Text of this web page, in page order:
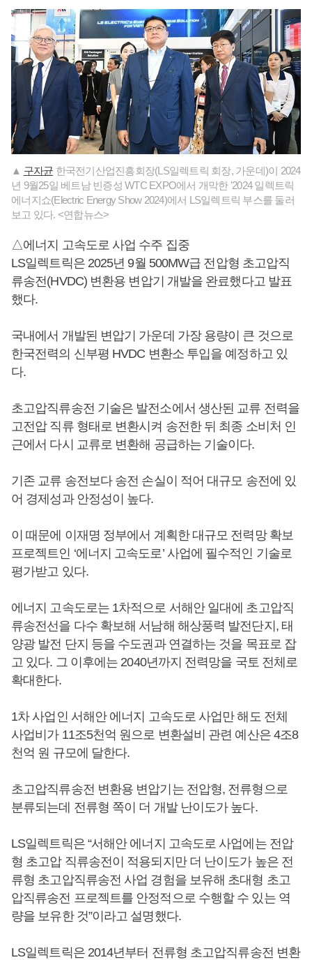
▲ 구자균 한국전기산업진흥회장(LS일렉트릭 회장, 가운데)이 2024
년 9월25일 베트남 빈증성 WTC EXPO에서 개막한 '2024 일렉트릭
에너지쇼(Electric Energy Show 2024)에서 LS일렉트릭 부스를 둘러
보고 있다. <연합뉴스>
△에너지 고속도로 사업 수주 집중
LS일렉트릭은 2025년 9월 500MW급 전압형 초고압직
류송전(HVDC) 변환용 변압기 개발을 완료했다고 발표
했다.
국내에서 개발된 변압기 가운데 가장 용량이 큰 것으로
한국전력의 신부평 HVDC 변환소 투입을 예정하고 있
다.
초고압직류송전 기술은 발전소에서 생산된 교류 전력을
고전압 직류 형태로 변환시켜 송전한 뒤 최종 소비처 인
근에서 다시 교류로 변환해 공급하는 기술이다.
기존 교류 송전보다 송전 손실이 적어 대규모 송전에 있
어 경제성과 안정성이 높다.
이 때문에 이재명 정부에서 계획한 대규모 전력망 확보
프로젝트인 ‘에너지 고속도로’ 사업에 필수적인 기술로
평가받고 있다.
에너지 고속도로는 1차적으로 서해안 일대에 초고압직
류송전선을 다수 확보해 서남해 해상풍력 발전단지, 태
양광 발전 단지 등을 수도권과 연결하는 것을 목표로 잡
고 있다. 그 이후에는 2040년까지 전력망을 국토 전체로
확대한다.
1차 사업인 서해안 에너지 고속도로 사업만 해도 전체
사업비가 11조5천억 원으로 변환설비 관련 예산은 4조8
천억 원 규모에 달한다.
초고압직류송전 변환용 변압기는 전압형, 전류형으로
분류되는데 전류형 쪽이 더 개발 난이도가 높다.
LS일렉트릭은 “서해안 에너지 고속도로 사업에는 전압
형 초고압 직류송전이 적용되지만 더 난이도가 높은 전
류형 초고압직류송전 사업 경험을 보유해 초대형 초고
압직류송전 프로젝트를 안정적으로 수행할 수 있는 역
량을 보유한 것”이라고 설명했다.
LS일렉트릭은 2014년부터 전류형 초고압직류송전 변환